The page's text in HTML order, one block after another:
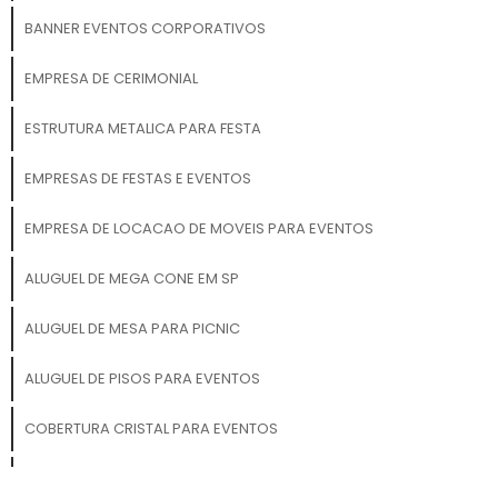
atração, potencializando
sua presença de marca.
de se destacar no mercado
de alto impacto!
BANNER EVENTOS CORPORATIVOS
EMPRESA DE CERIMONIAL
ESTRUTURA METALICA PARA FESTA
EMPRESAS DE FESTAS E EVENTOS
EMPRESA DE LOCACAO DE MOVEIS PARA EVENTOS
ALUGUEL DE MEGA CONE EM SP
ALUGUEL DE MESA PARA PICNIC
ALUGUEL DE PISOS PARA EVENTOS
COBERTURA CRISTAL PARA EVENTOS